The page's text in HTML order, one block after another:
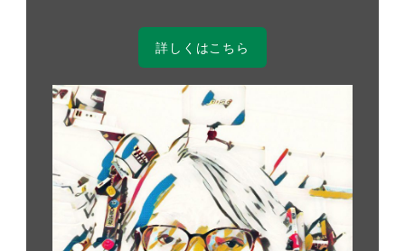
詳しくはこちら